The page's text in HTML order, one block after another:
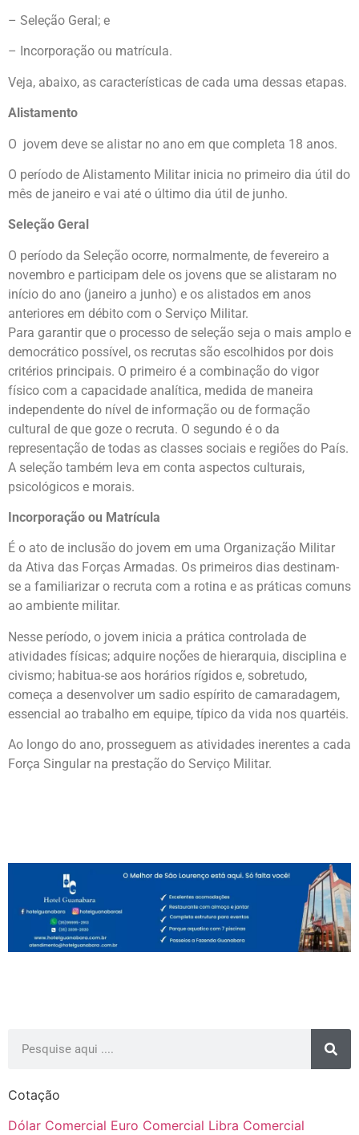
– Seleção Geral; e
– Incorporação ou matrícula.
Veja, abaixo, as características de cada uma dessas etapas.
Alistamento
O jovem deve se alistar no ano em que completa 18 anos.
O período de Alistamento Militar inicia no primeiro dia útil do
mês de janeiro e vai até o último dia útil de junho.
Seleção Geral
O período da Seleção ocorre, normalmente, de fevereiro a
novembro e participam dele os jovens que se alistaram no
início do ano (janeiro a junho) e os alistados em anos
anteriores em débito com o Serviço Militar.
Para garantir que o processo de seleção seja o mais amplo e
democrático possível, os recrutas são escolhidos por dois
critérios principais. O primeiro é a combinação do vigor
físico com a capacidade analítica, medida de maneira
independente do nível de informação ou de formação
cultural de que goze o recruta. O segundo é o da
representação de todas as classes sociais e regiões do País.
A seleção também leva em conta aspectos culturais,
psicológicos e morais.
Incorporação ou Matrícula
É o ato de inclusão do jovem em uma Organização Militar
da Ativa das Forças Armadas. Os primeiros dias destinam-
se a familiarizar o recruta com a rotina e as práticas comuns
ao ambiente militar.
Nesse período, o jovem inicia a prática controlada de
atividades físicas; adquire noções de hierarquia, disciplina e
civismo; habitua-se aos horários rígidos e, sobretudo,
começa a desenvolver um sadio espírito de camaradagem,
essencial ao trabalho em equipe, típico da vida nos quartéis.
Ao longo do ano, prosseguem as atividades inerentes a cada
Força Singular na prestação do Serviço Militar.
Cotação
Dólar Comercial Euro Comercial Libra Comercial